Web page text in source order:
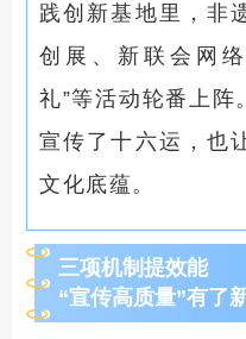
践创新基地里，非
创展、新联会网
礼”等活动轮番上阵
宣传了十六运，也
文化底蕴。
三项机制提效能
“宣传高质量”有了